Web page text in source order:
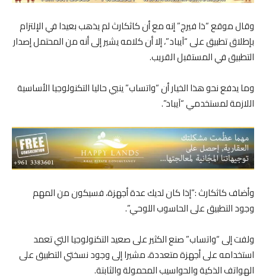
وقال موقع “ذا فيرج” إنه مع أن كاثكارث لم يذهب بعيدا في الإلتزام
بإطلاق تطبيق على “آيباد”، إلا أن كلامه يشير إلى أنه من المحتمل إصدار
التطبيق في المستقبل القريب.
وما يدفع نحو هذا الخيار أن “واتساب” ينبي حاليا التكنولوجيا الأساسية
اللازمة لمستخدمي “آيباد”.
وأضاف كاثكارث :”إذا كان لديك عدة أجهزة، فسيكون من المهم
وجود التطبيق على الحاسوب اللوحي”.
ولفت إلى “واتساب” صنع الكثير على صعيد التكنولوجيا التي تعمد
استخدامه على أجهزة متعددة، مشيرا إلى وجود نسختي التطبيق على
الهواتف الذكية والحواسيب المحمولة والثابتة.